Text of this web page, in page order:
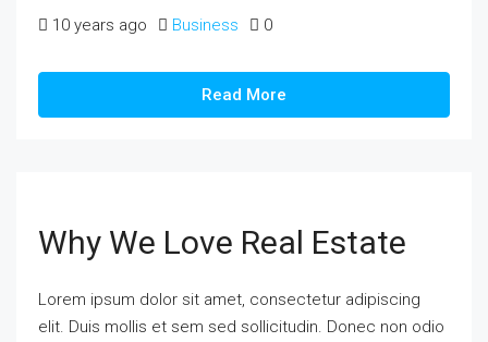
10 years ago Business 0
Read More
Why We Love Real Estate
Lorem ipsum dolor sit amet, consectetur adipiscing
elit. Duis mollis et sem sed sollicitudin. Donec non odio